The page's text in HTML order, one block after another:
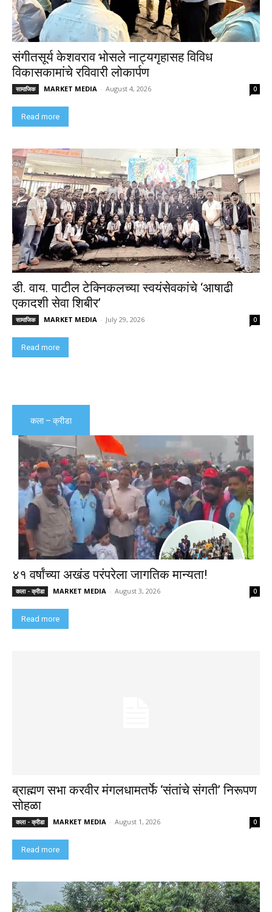
संगीतसूर्य केशवराव भोसले नाट्यगृहासह विविध
विकासकामांचे रविवारी लोकार्पण
सामाजिक MARKET MEDIA - August 4, 2026 0
Read more
डी. वाय. पाटील टेक्निकलच्या स्वयंसेवकांचे ‘आषाढी
एकादशी सेवा शिबीर’
सामाजिक MARKET MEDIA - July 29, 2026 0
Read more
कला – क्रीडा
४१ वर्षांच्या अखंड परंपरेला जागतिक मान्यता!
कला - क्रीडा MARKET MEDIA - August 3, 2026 0
Read more
ब्राह्मण सभा करवीर मंगलधामतर्फे ‘संतांचे संगती’ निरूपण
सोहळा
कला - क्रीडा MARKET MEDIA - August 1, 2026 0
Read more